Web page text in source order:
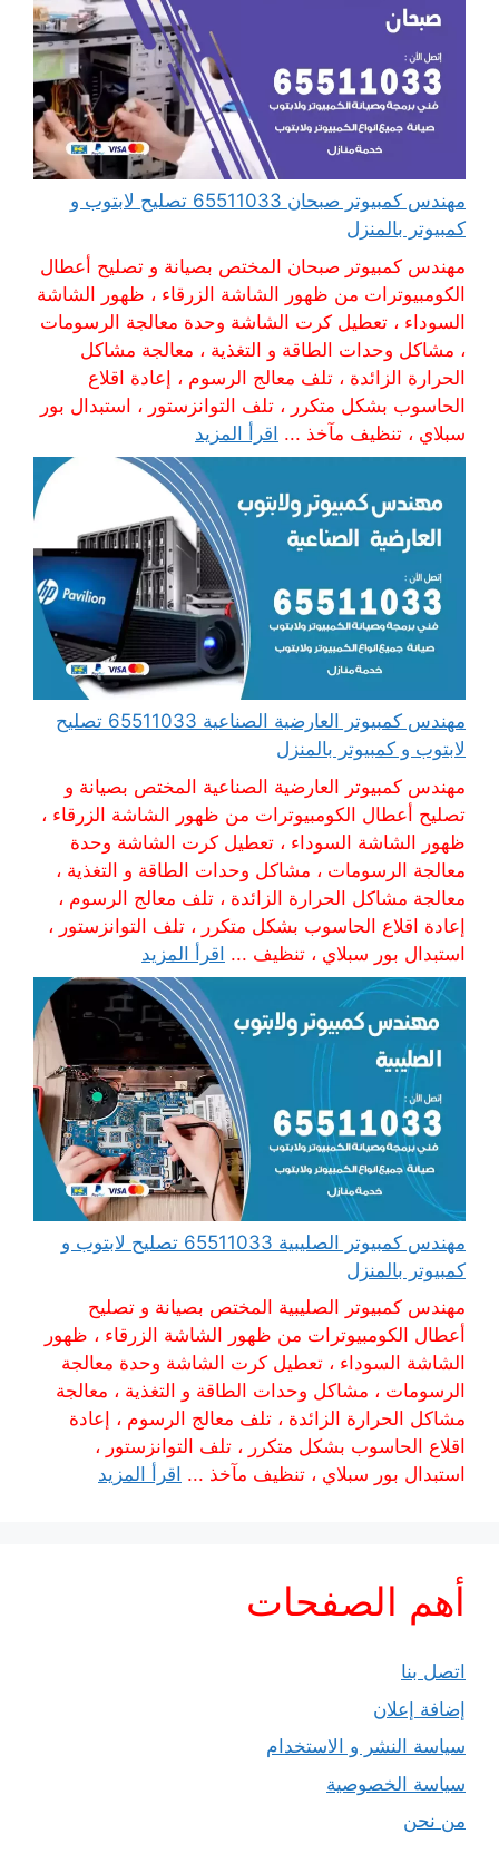
مهندس كمبيوتر صبحان 65511033 تصليح لابتوب و
كمبيوتر بالمنزل
مهندس كمبيوتر صبحان المختص بصيانة و تصليح أعطال
الكومبيوترات من ظهور الشاشة الزرقاء ، ظهور الشاشة
السوداء ، تعطيل كرت الشاشة وحدة معالجة الرسومات
، مشاكل وحدات الطاقة و التغذية ، معالجة مشاكل
الحرارة الزائدة ، تلف معالج الرسوم ، إعادة اقلاع
الحاسوب بشكل متكرر ، تلف التوانزستور ، استبدال بور
سبلاي ، تنظيف مآخذ ... اقرأ المزيد
مهندس كمبيوتر العارضية الصناعية 65511033 تصليح
لابتوب و كمبيوتر بالمنزل
مهندس كمبيوتر العارضية الصناعية المختص بصيانة و
تصليح أعطال الكومبيوترات من ظهور الشاشة الزرقاء ،
ظهور الشاشة السوداء ، تعطيل كرت الشاشة وحدة
معالجة الرسومات ، مشاكل وحدات الطاقة و التغذية ،
معالجة مشاكل الحرارة الزائدة ، تلف معالج الرسوم ،
إعادة اقلاع الحاسوب بشكل متكرر ، تلف التوانزستور ،
استبدال بور سبلاي ، تنظيف ... اقرأ المزيد
مهندس كمبيوتر الصليبية 65511033 تصليح لابتوب و
كمبيوتر بالمنزل
مهندس كمبيوتر الصليبية المختص بصيانة و تصليح
أعطال الكومبيوترات من ظهور الشاشة الزرقاء ، ظهور
الشاشة السوداء ، تعطيل كرت الشاشة وحدة معالجة
الرسومات ، مشاكل وحدات الطاقة و التغذية ، معالجة
مشاكل الحرارة الزائدة ، تلف معالج الرسوم ، إعادة
اقلاع الحاسوب بشكل متكرر ، تلف التوانزستور ،
استبدال بور سبلاي ، تنظيف مآخذ ... اقرأ المزيد
أهم الصفحات
اتصل بنا
إضافة إعلان
سياسة النشر و الاستخدام
سياسة الخصوصية
من نحن